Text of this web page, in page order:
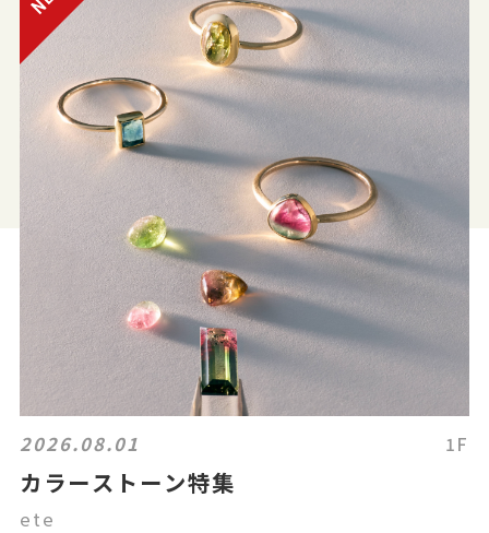
2026.08.01 1F
カラーストーン特集
ete